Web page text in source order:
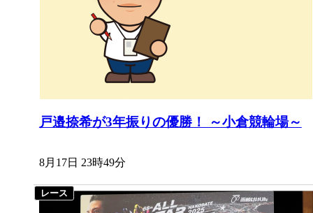
戸邉捺希が3年振りの優勝！ ～小倉競輪場～
8月17日 23時49分